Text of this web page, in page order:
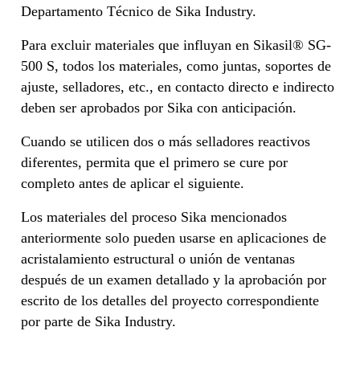
Departamento Técnico de Sika Industry.
Para excluir materiales que influyan en Sikasil® SG-
500 S, todos los materiales, como juntas, soportes de
ajuste, selladores, etc., en contacto directo e indirecto
deben ser aprobados por Sika con anticipación.
Cuando se utilicen dos o más selladores reactivos
diferentes, permita que el primero se cure por
completo antes de aplicar el siguiente.
Los materiales del proceso Sika mencionados
anteriormente solo pueden usarse en aplicaciones de
acristalamiento estructural o unión de ventanas
después de un examen detallado y la aprobación por
escrito de los detalles del proyecto correspondiente
por parte de Sika Industry.